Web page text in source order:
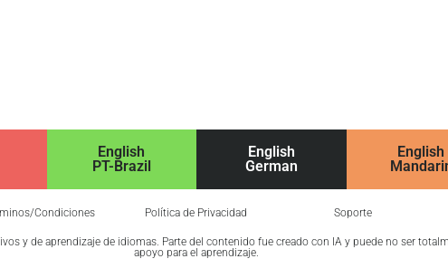
English
PT-Brazil
English
German
English
Condiciones Política de Privacidad Soporte
y de aprendizaje de idiomas. Parte del contenido fue creado con IA y puede no ser
apoyo para el aprendizaje.